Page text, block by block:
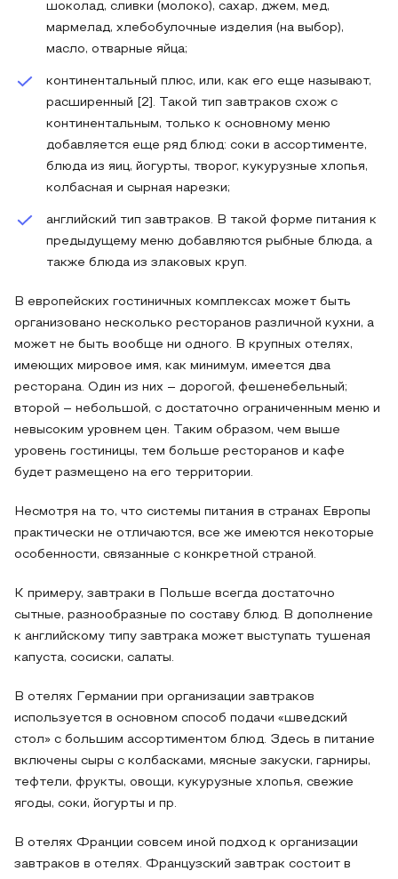
шоколад, сливки (молоко), сахар, джем, мед,
мармелад, хлебобулочные изделия (на выбор),
масло, отварные яйца;
континентальный плюс, или, как его еще называют,
расширенный [2]. Такой тип завтраков схож с
континентальным, только к основному меню
добавляется еще ряд блюд: соки в ассортименте,
блюда из яиц, йогурты, творог, кукурузные хлопья,
колбасная и сырная нарезки;
английский тип завтраков. В такой форме питания к
предыдущему меню добавляются рыбные блюда, а
также блюда из злаковых круп.
В европейских гостиничных комплексах может быть
организовано несколько ресторанов различной кухни, а
может не быть вообще ни одного. В крупных отелях,
имеющих мировое имя, как минимум, имеется два
ресторана. Один из них – дорогой, фешенебельный;
второй – небольшой, с достаточно ограниченным меню и
невысоким уровнем цен. Таким образом, чем выше
уровень гостиницы, тем больше ресторанов и кафе
будет размещено на его территории.
Несмотря на то, что системы питания в странах Европы
практически не отличаются, все же имеются некоторые
особенности, связанные с конкретной страной.
К примеру, завтраки в Польше всегда достаточно
сытные, разнообразные по составу блюд. В дополнение
к английскому типу завтрака может выступать тушеная
капуста, сосиски, салаты.
В отелях Германии при организации завтраков
используется в основном способ подачи «шведский
стол» с большим ассортиментом блюд. Здесь в питание
включены сыры с колбасками, мясные закуски, гарниры,
тефтели, фрукты, овощи, кукурузные хлопья, свежие
ягоды, соки, йогурты и пр.
В отелях Франции совсем иной подход к организации
завтраков в отелях. Французский завтрак состоит в